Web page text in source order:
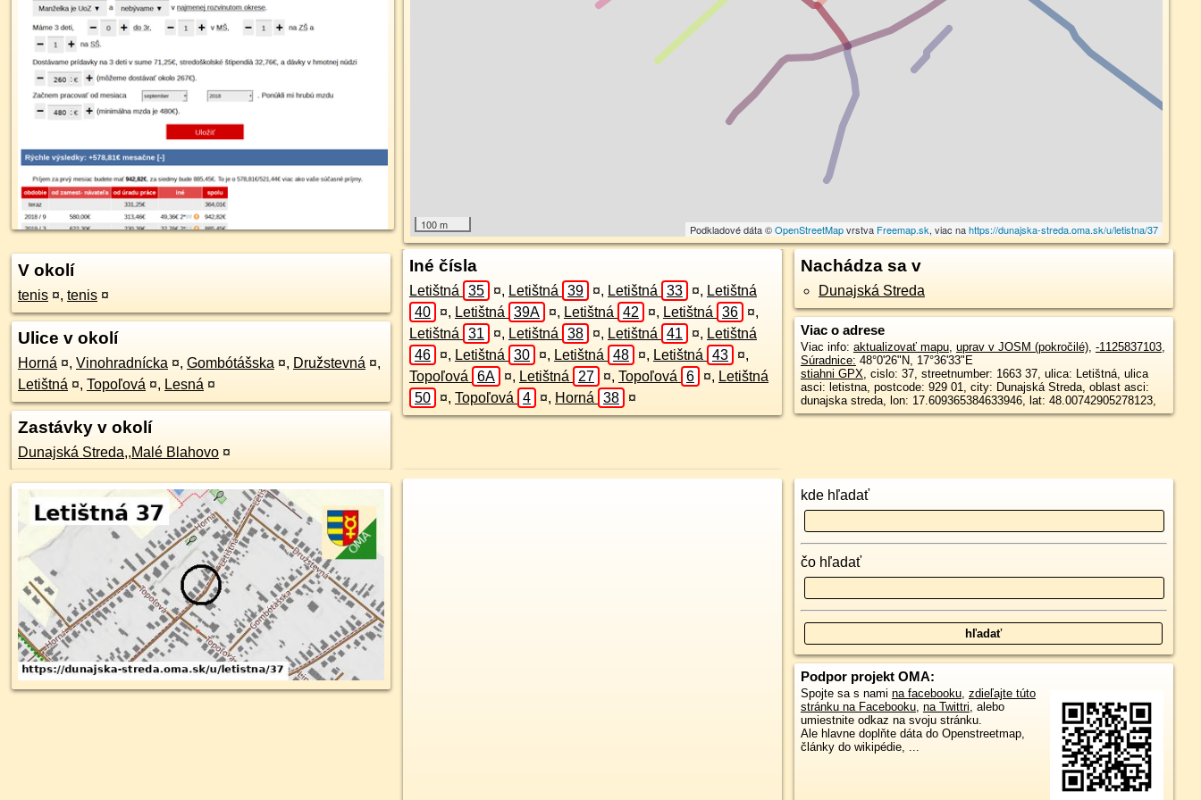
100 m Podkladové dáta ©OpenStreetMapvrstva Freemap.sk, viac nahttps://dunajska-streda.oma.sk/u/letistna/37
V okolí
tenis ¤, tenis ¤
Ulice v okolí
Horná ¤, Vinohradnícka ¤, Gombótášska ¤, Družstevná ¤,
Letištná ¤, Topoľová ¤, Lesná ¤
Zastávky v okolí
Dunajská Streda,,Malé Blahovo ¤
Iné čísla
Letištná 35 ¤, Letištná 39 ¤, Letištná 33 ¤, Letištná
40
¤, Letištná 39A ¤, Letištná 42 ¤, Letištná 36 ¤,
Letištná
31 ¤, Letištná 38 ¤, Letištná 41 ¤, Letištná
46
¤, Letištná 30 ¤, Letištná 48 ¤, Letištná 43 ¤,
Topoľová
6A ¤, Letištná 27 ¤, Topoľová 6 ¤, Letištná
50
¤, Topoľová 4 ¤, Horná 38 ¤
Nachádza sa v
Dunajská Streda
Viac o adrese
Viac info: aktualizovať mapu, uprav v JOSM (pokročilé), -1125837103,
Súradnice: 48°0'26"N, 17°36'33"E
stiahni GPX, cislo: 37, streetnumber: 1663 37, ulica: Letištná, ulica
asci: letistna, postcode: 929 01, city: Dunajská Streda, oblast asci:
dunajska streda, lon: 17.609365384633946, lat: 48.00742905278123,
kde hľadať
čo hľadať
Podpor projekt OMA:
Spojte sa s nami na facebooku, zdieľajte túto
stránku na Facebooku, na Twittri, alebo
umiestnite odkaz na svoju stránku.
Ale hlavne doplňte dáta do Openstreetmap,
články do wikipédie, ...